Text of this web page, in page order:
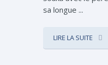
sa longue ...
LIRE LA SUITE